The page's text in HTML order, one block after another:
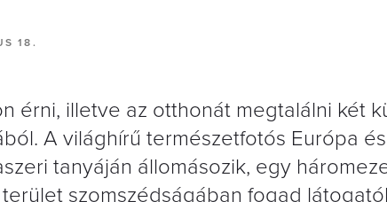
18.
érni, illetve az otthonát megtalálni két
A világhírű természetfotós Európa
tanyáján állomásozik, egy
szomszédságában fogad